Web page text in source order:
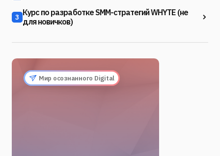
3 Курс по разработке SMM-стратегий WHYTE (не
для новичков)
Мир осознанного Digital